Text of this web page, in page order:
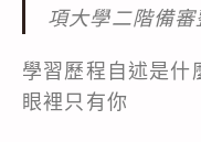
項大學二階備
學習歷程自述是什
眼裡只有你